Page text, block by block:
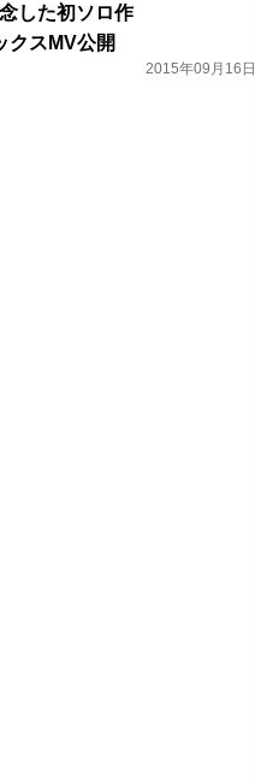
した初ソロ作
クスMV公開
2015年09月16日